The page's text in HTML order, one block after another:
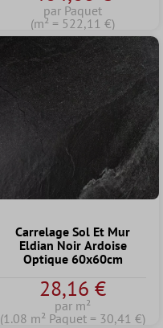
par Paquet
(m² = 522,11 €)
Carrelage Sol Et Mur
Eldian Noir Ardoise
Optique 60x60cm
28,16 €
par m²
(1.08 m² Paquet = 30,41 €)